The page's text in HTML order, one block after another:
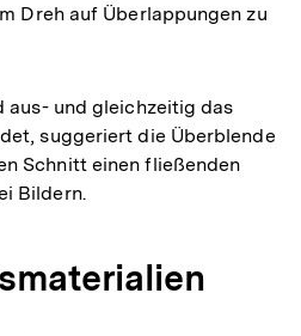
Dreh auf Überlappungen zu
aus- und gleichzeitig das
suggeriert die Überblende
Schnitt einen fließenden
Bildern.